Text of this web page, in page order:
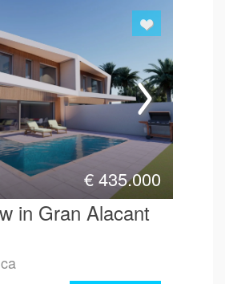
€435.000
in Gran Alacant